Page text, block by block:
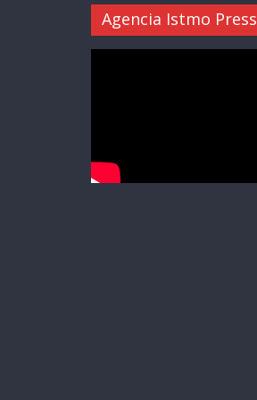
Agencia Istmo Press